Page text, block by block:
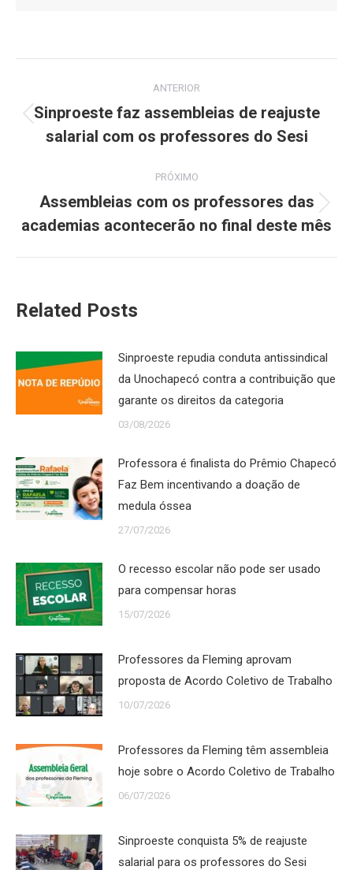
de
post:
ANTERIOR
Post
anterior:
Sinproeste faz assembleias de reajuste
salarial com os professores do Sesi
PRÓXIMO
Próximo
post:
Assembleias com os professores das
academias acontecerão no final deste mês
Related Posts
Sinproeste repudia conduta antissindical
da Unochapecó contra a contribuição que
garante os direitos da categoria
03/08/2026
Professora é finalista do Prêmio Chapecó
Faz Bem incentivando a doação de
medula óssea
27/07/2026
O recesso escolar não pode ser usado
para compensar horas
15/07/2026
Professores da Fleming aprovam
proposta de Acordo Coletivo de Trabalho
10/07/2026
Professores da Fleming têm assembleia
hoje sobre o Acordo Coletivo de Trabalho
06/07/2026
Sinproeste conquista 5% de reajuste
salarial para os professores do Sesi